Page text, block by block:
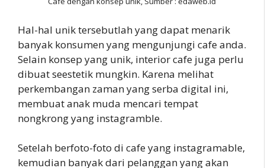
Hal-hal unik tersebutlah yang dapat menarik
banyak konsumen yang mengunjungi cafe anda.
Selain konsep yang unik, interior cafe juga perlu
dibuat seestetik mungkin. Karena melihat
perkembangan zaman yang serba digital ini,
membuat anak muda mencari tempat
nongkrong yang instagramble.
Setelah berfoto-foto di cafe yang instagramable,
kemudian banyak dari pelanggan yang akan